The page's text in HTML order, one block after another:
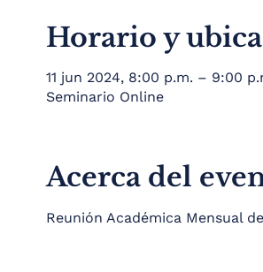
Horario y
11 jun 2024, 8:00 p.m. – 9:00
Seminario Online
Acerca del
Reunión Académica Mensual